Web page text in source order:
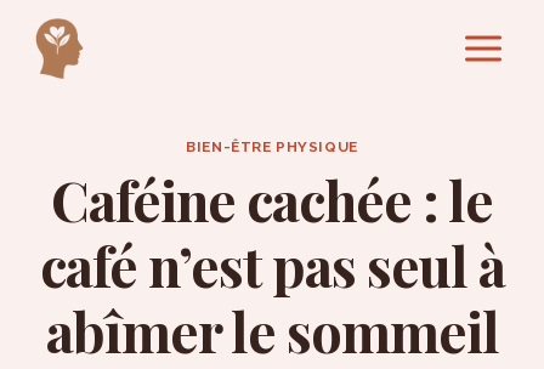
contenu
BIEN-ÊTRE PHYSIQUE
Caféine cachée : le
café n’est pas seul à
abîmer le sommeil